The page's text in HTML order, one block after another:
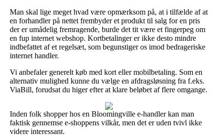
Man skal lige meget hvad være opmærksom på, at i tilfælde af at
en forhandler på nettet frembyder et produkt til salg for en pris
der er umådelig fremragende, burde det tit være et fingerpeg om
en fup internet webshop. Kortbetalinger er ikke desto mindre
indbefattet af et regelsæt, som begunstiger os imod bedrageriske
internet handler.
Vi anbefaler generelt køb med kort eller mobilbetaling. Som en
alternativ mulighed kunne du vælge en afdragsløsning fra f.eks.
ViaBill, forudsat du higer efter at klare beløbet af flere omgange.
Inden folk shopper hos en Bloomingville e-handler kan man
faktisk gennemse e-shoppens vilkår, men det er uden tvivl ikke
videre interessant.